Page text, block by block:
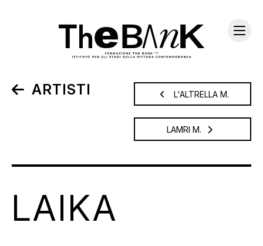
ARTISTI L'ALTRELLA M.
LAMRI M.
LAIKA